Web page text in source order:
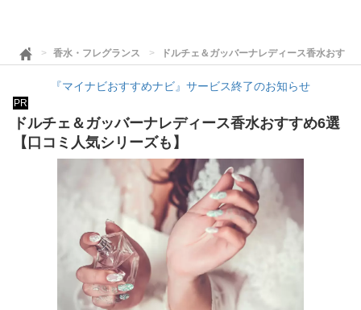
香水・フレグランス ドルチェ＆ガッバーナレディース香水おす
『マイナビおすすめナビ』サービス終了のお知らせ
PR
ドルチェ＆ガッバーナレディース香水おすすめ6選
【口コミ人気シリーズも】